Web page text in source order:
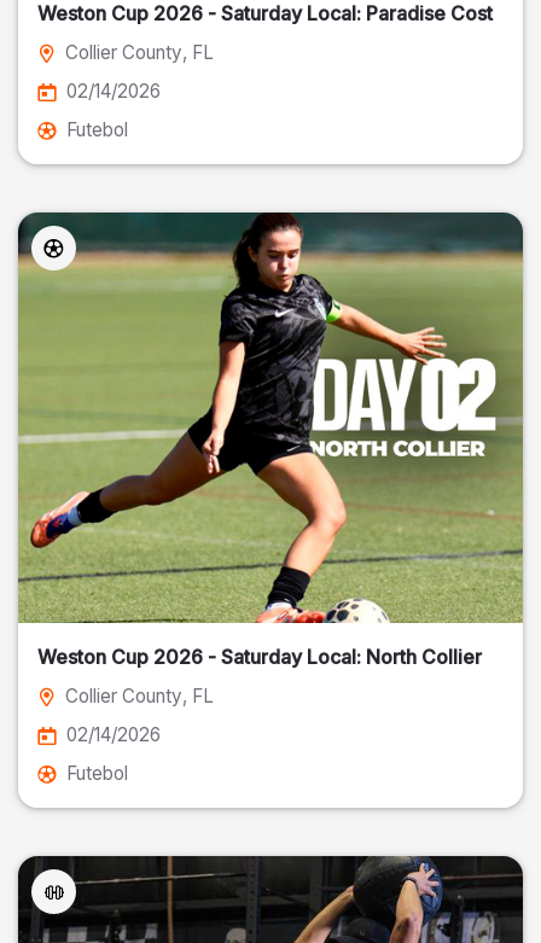
Weston Cup 2026 - Saturday Local: Paradise Cost
Collier County, FL
02/14/2026
Futebol
Weston Cup 2026 - Saturday Local: North Collier
Collier County, FL
02/14/2026
Futebol